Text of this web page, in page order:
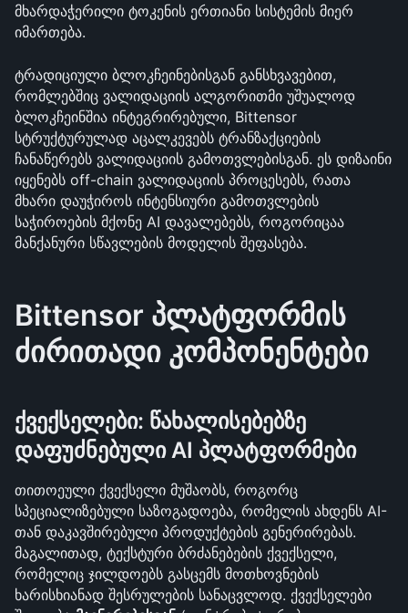
მხარდაჭერილი ტოკენის ერთიანი სისტემის მიერ
იმართება.
ტრადიციული ბლოკჩეინებისგან განსხვავებით,
რომლებშიც ვალიდაციის ალგორითმი უშუალოდ
ბლოკჩეინშია ინტეგრირებული, Bittensor
სტრუქტურულად აცალკევებს ტრანზაქციების
ჩანაწერებს ვალიდაციის გამოთვლებისგან. ეს დიზაინი
იყენებს off-chain ვალიდაციის პროცესებს, რათა
მხარი დაუჭიროს ინტენსიური გამოთვლების
საჭიროების მქონე AI დავალებებს, როგორიცაა
მანქანური სწავლების მოდელის შეფასება.
Bittensor პლატფორმის
ძირითადი კომპონენტები
ქვექსელები: წახალისებებზე
დაფუძნებული AI პლატფორმები
თითოეული ქვექსელი მუშაობს, როგორც
სპეციალიზებული საზოგადოება, რომელის ახდენს AI-
თან დაკავშირებული პროდუქტების გენერირებას.
მაგალითად, ტექსტური ბრძანებების ქვექსელი,
რომელიც ჯილდოებს გასცემს მოთხოვნების
ხარისხიანად შესრულების სანაცვლოდ. ქვექსელები